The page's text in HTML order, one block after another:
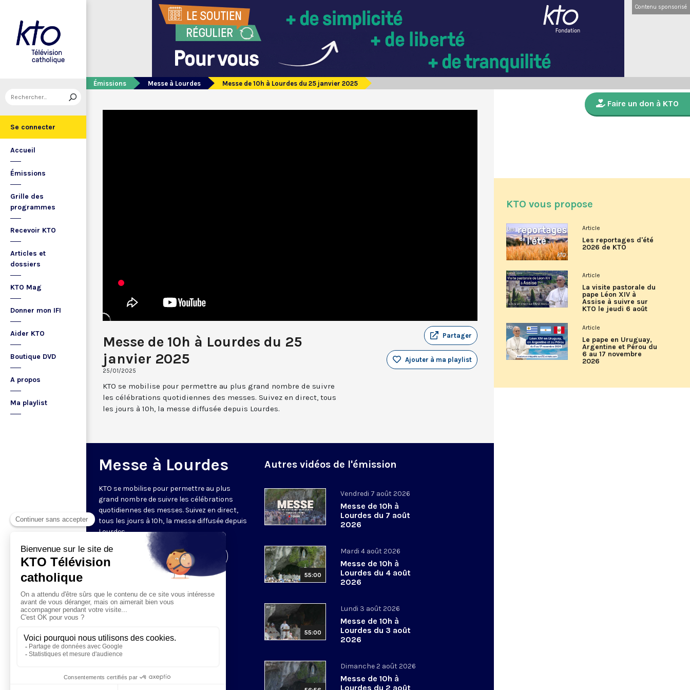
Se connecter
Accueil
Émissions
Grille des
programmes
Recevoir KTO
Articles et
dossiers
KTO Mag
Donner mon IFI
Aider KTO
Boutique DVD
A propos
Ma playlist
Contenu sponsorisé
Émissions Messe à Lourdes Messe de 10h à Lourdes du 25 janvier 2025
Messe de 10h à Lourdes du 25
janvier 2025
25/01/2025
Partager
Ajouter à ma playlist
KTO se mobilise pour permettre au plus grand nombre de suivre
les célébrations quotidiennes des messes. Suivez en direct, tous
les jours à 10h, la messe diffusée depuis Lourdes.
Messe à Lourdes
KTO se mobilise pour permettre au plus
grand nombre de suivre les célébrations
quotidiennes des messes. Suivez en direct,
tous les jours à 10h, la messe diffusée depuis
Lourdes.
Visiter la page de l'émission
Autres vidéos de l'émission
Vendredi 7 août 2026
Messe de 10h à
Lourdes du 7 août
2026
55:00
Mardi 4 août 2026
Messe de 10h à
Lourdes du 4 août
2026
55:00
Lundi 3 août 2026
Messe de 10h à
Lourdes du 3 août
2026
Dimanche 2 août 2026
Messe de 10h à
Lourdes du 2 août
Faire un don à KTO
KTO vous propose
Article
Les reportages d'été
2026 de KTO
Article
La visite pastorale du
pape Léon XIV à
Assise à suivre sur
KTO le jeudi 6 août
Article
Le pape en Uruguay,
Argentine et Pérou du
6 au 17 novembre
2026